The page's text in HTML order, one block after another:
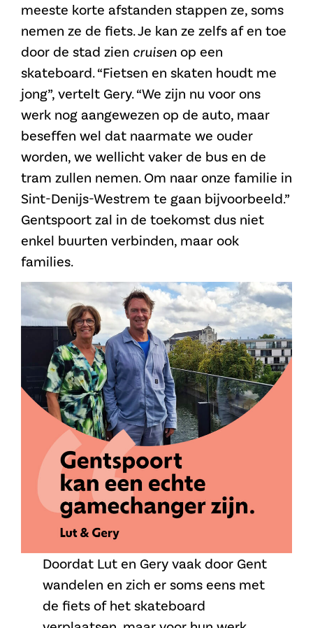
meeste korte afstanden stappen ze, soms
nemen ze de fiets. Je kan ze zelfs af en toe
door de stad zien cruisen op een
skateboard. “Fietsen en skaten houdt me
jong”, vertelt Gery. “We zijn nu voor ons
werk nog aangewezen op de auto, maar
beseffen wel dat naarmate we ouder
worden, we wellicht vaker de bus en de
tram zullen nemen. Om naar onze familie in
Sint-Denijs-Westrem te gaan bijvoorbeeld.”
Gentspoort zal in de toekomst dus niet
enkel buurten verbinden, maar ook
families.
Doordat Lut en Gery vaak door Gent
wandelen en zich er soms eens met
de fiets of het skateboard